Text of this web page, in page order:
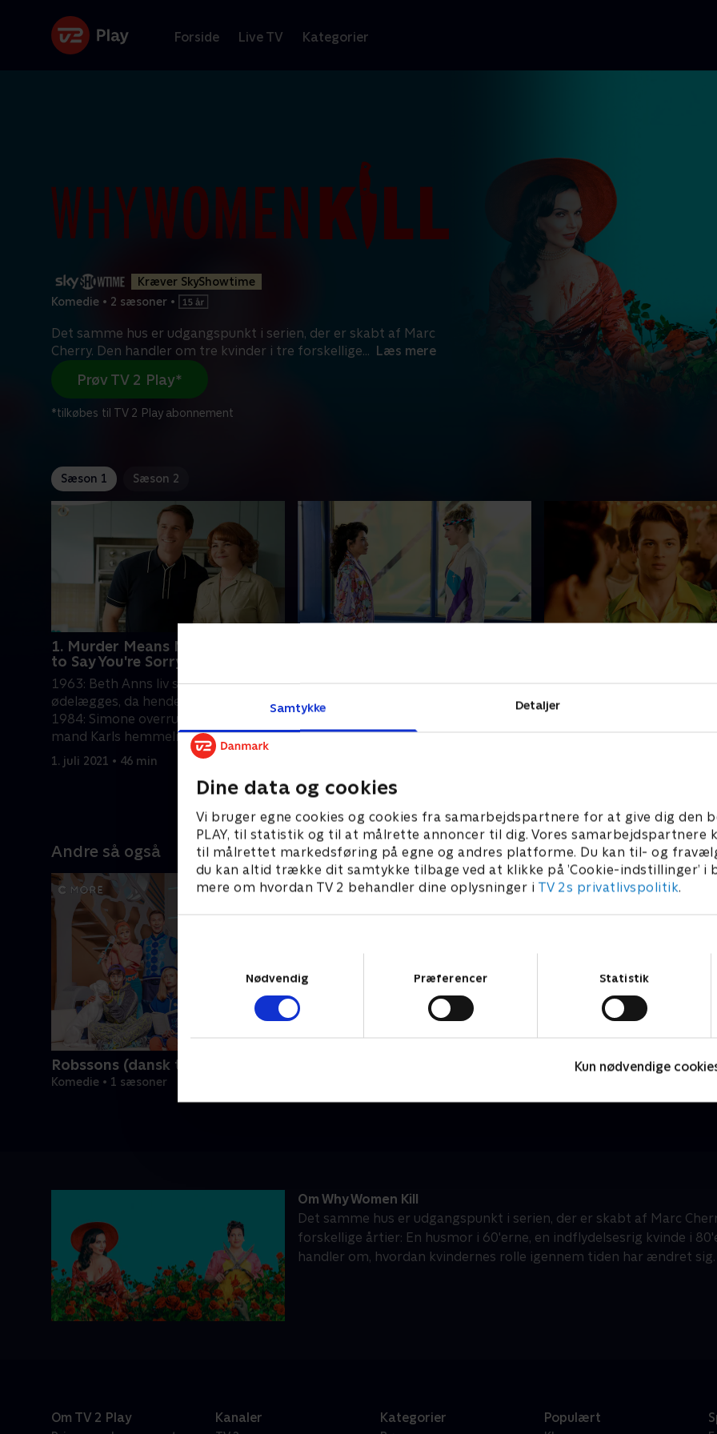
Samtykke Detaljer
Dine data og cookies
Vi bruger egne cookies og cookies fra samarbejdspartnere for at give dig den
PLAY, til statistik og til at målrette annoncer til dig. Vores samarbejdspartnere
til målrettet markedsføring på egne og andres platforme. Du kan til- og
du kan altid trække dit samtykke tilbage ved at klikke på ’Cookie-indstillinger’ i
mere om hvordan TV 2 behandler dine oplysninger i TV 2s privatlivspolitik.
Nødvendig
Præferencer Statistik
Kun nødvendige
Forside Live TV Kategorier
Kræver SkyShowtime
Komedie • 2 sæsoner •
Det samme hus er udgangspunkt i serien, der er skabt af Marc
Cherry. Den handler om tre kvinder i tre forskellige... Læs mere
Prøv TV 2 Play*
*tilkøbes til TV 2 Play abonnement
Sæson 1 Sæson 2
1. Murder Means Never Having
to Say You're Sorry
1963: Beth Anns liv som hustru
ødelægges, da hendes mand er utro.
1984: Simone overrumples af sin
mand Karls hemmelighed. 2019:
Taylor har et åbent ægteskab.
1. juli 2021 • 46 min
Den konservative Beth Ann prøver at
peppe sit ægteskab lidt op. Simone
søger trøst hos Naomis søn. Eli
krydser endnu en ting af på sin
holde Rob fra April. Simone
Andre så også
Robssons (dansk tale)
Komedie • 1 sæsoner
Om Why Women Kill
Det samme hus er udgangspunkt i serien, der er skabt af Marc
forskellige årtier: En husmor i 60'erne, en indflydelsesrig kvinde i
handler om, hvordan kvindernes rolle igennem tiden har ændret sig.
Om TV 2 Play Kanaler Kategorier Populært